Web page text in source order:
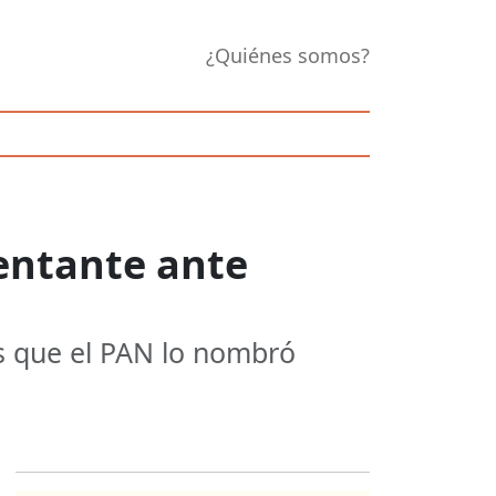
¿Quiénes somos?
ante
que el PAN lo nombró